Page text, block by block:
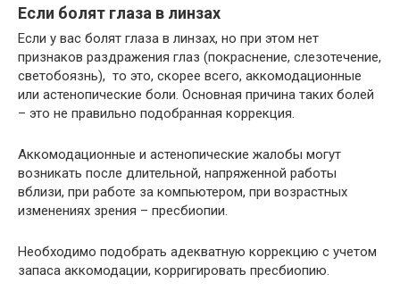
Если болят глаза в линзах
Если у вас болят глаза в линзах, но при этом нет
признаков раздражения глаз (покраснение, слезотечение,
светобоязнь), то это, скорее всего, аккомодационные
или астенопические боли. Основная причина таких болей
– это не правильно подобранная коррекция.
Аккомодационные и астенопические жалобы могут
возникать после длительной, напряженной работы
вблизи, при работе за компьютером, при возрастных
изменениях зрения – пресбиопии.
Необходимо подобрать адекватную коррекцию с учетом
запаса аккомодации, корригировать пресбиопию.